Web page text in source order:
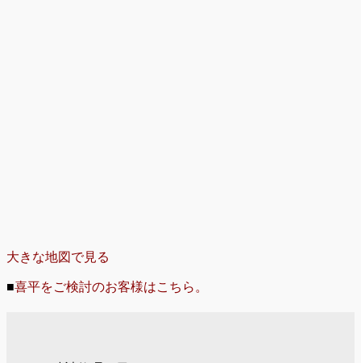
大きな地図で見る
■喜平をご検討のお客様はこちら。